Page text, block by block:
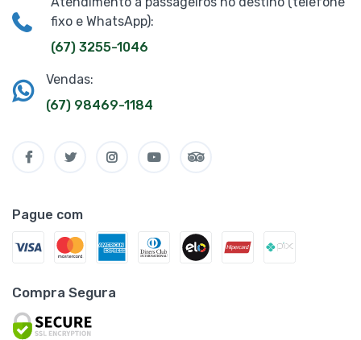
fixo e WhatsApp):
(67) 3255-1046
Vendas:
(67) 98469-1184
Pague com
Compra Segura